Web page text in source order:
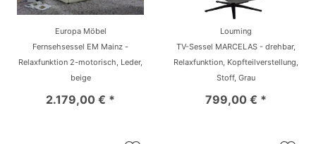
Europa Möbel
Fernsehsessel EM Mainz -
Relaxfunktion 2-motorisch, Leder,
beige
2.179,00 € *
Louming
TV-Sessel MARCELAS - drehbar,
Relaxfunktion, Kopfteilverstellung,
Stoff, Grau
799,00 € *